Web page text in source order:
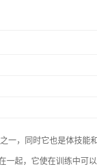
一，同时它也是体技
一起，它使在训练中可